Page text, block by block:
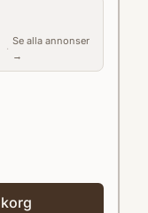
·
Se alla annonser
→